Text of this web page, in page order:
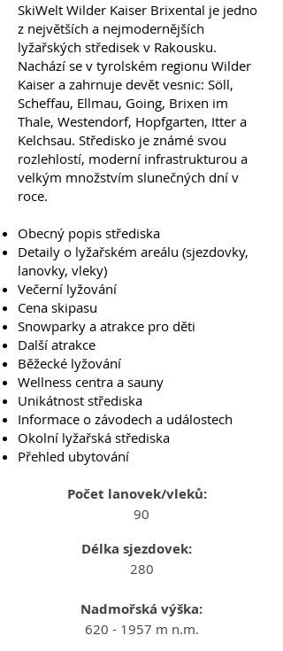
SkiWelt Wilder Kaiser Brixental je jedno
z největších a nejmodernějších
lyžařských středisek v Rakousku.
Nachází se v tyrolském regionu Wilder
Kaiser a zahrnuje devět vesnic: Söll,
Scheffau, Ellmau, Going, Brixen im
Thale, Westendorf, Hopfgarten, Itter a
Kelchsau. Středisko je známé svou
rozlehlostí, moderní infrastrukturou a
velkým množstvím slunečných dní v
roce.
Obecný popis střediska
Detaily o lyžařském areálu (sjezdovky,
lanovky, vleky)
Večerní lyžování
Cena skipasu
Snowparky a atrakce pro děti
Další atrakce
Běžecké lyžování
Wellness centra a sauny
Unikátnost střediska
Informace o závodech a událostech
Okolní lyžařská střediska
Přehled ubytování
Počet lanovek/vleků:
90
Délka sjezdovek:
280
Nadmořská výška:
620 - 1957 m n.m.